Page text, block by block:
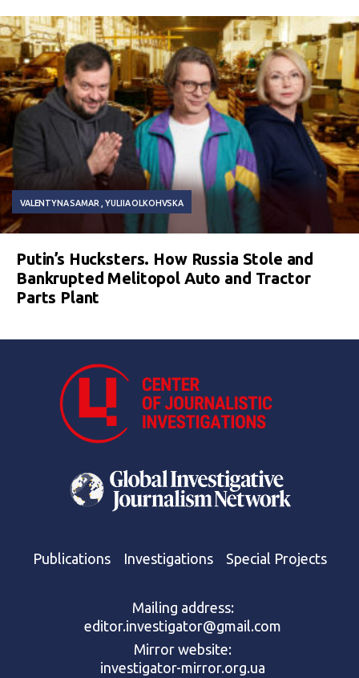
VALENTYNA SAMAR YULIIA OLKOHVSKA
Putin’s Hucksters. How Russia Stole and
Bankrupted Melitopol Auto and Tractor
Parts Plant
Publications Investigations Special Projects
Mailing address:
editor.investigator@gmail.com
Mirror website:
investigator-mirror.org.ua